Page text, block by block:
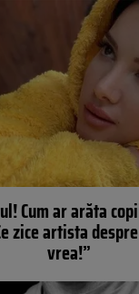
Cum ar arăta
zice artista
vrea!”